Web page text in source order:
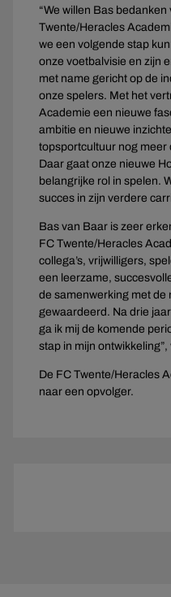
“We willen Bas
Twente/Heracles
we een volgende stap
onze voetbalvisie en zijn
met name gericht op de
onze spelers. Met het
Academie een nieuwe
ambitie en nieuwe
topsportcultuur nog meer
Daar gaat onze nieuwe
belangrijke rol in spelen.
succes in zijn verdere
Bas van Baar is zeer
FC Twente/Heracles
collega’s, vrijwilligers,
een leerzame,
de samenwerking met de
gewaardeerd. Na drie
ga ik mij de komende
stap in mijn
De FC Twente/Heracles
naar een opvolger.